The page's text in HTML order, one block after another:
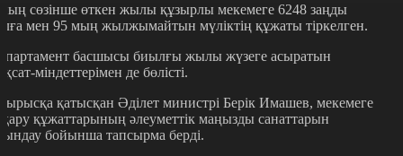
сөзінше өткен жылы құзырлы мекемеге 6248 заңды
мен 95 мың жылжымайтын мүліктің құжаты тіркелген.
басшысы биылғы жылы жүзеге асыратын
міндеттерімен де бөлісті.
қатысқан Әділет министрі Берік Имашев, мекемеге
құжаттарының әлеуметтік маңызды санаттарын
бойынша тапсырма берді.